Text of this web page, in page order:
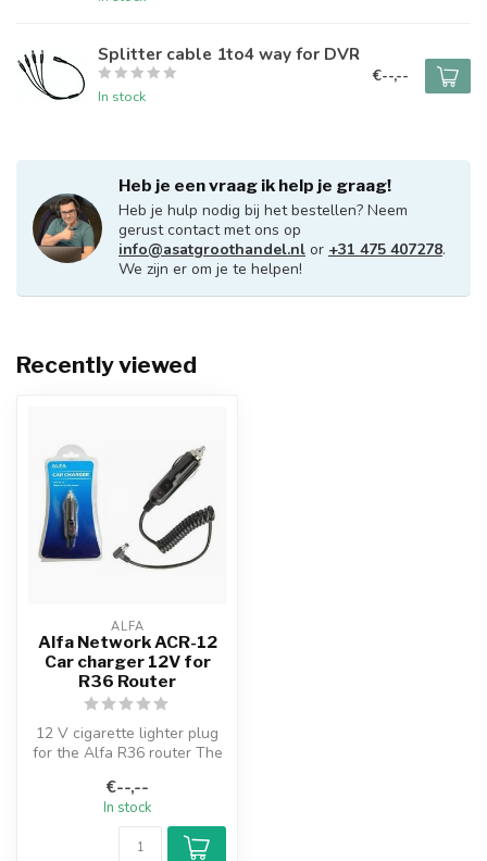
Splitter cable 1to4 way for DVR
In stock
€--,--
Heb je een vraag ik help je graag!
Heb je hulp nodig bij het bestellen? Neem
gerust contact met ons op
info@asatgroothandel.nl or +31 475 407278.
We zijn er om je te helpen!
Recently viewed
ALFA
Alfa Network ACR-12
Car charger 12V for
R36 Router
12 V cigarette lighter plug
for the Alfa R36 router The
€--,--
In stock